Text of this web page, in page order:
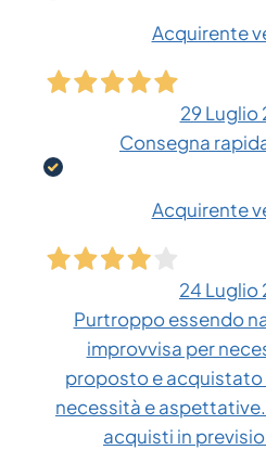
Acquirente
29 Luglio
Consegna
Acquirente
24 Luglio
Purtroppo essendo
improvvisa per
proposto e acquistato
necessità e
acquisti in